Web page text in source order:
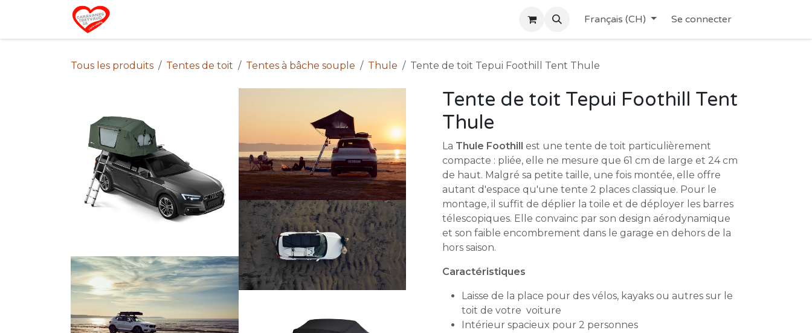
Se rendre au contenu
Français (CH) Se connecter
Tous les produits Tentes de toit Tentes à bâche souple Thule Tente de toit Tepui Foothill Tent Thule
Tente de toit Tepui Foothill Tent
Thule
La Thule Foothill est une tente de toit particulièrement
compacte : pliée, elle ne mesure que 61 cm de large et 24 cm
de haut. Malgré sa petite taille, une fois montée, elle offre
autant d'espace qu'une tente 2 places classique. Pour le
montage, il suffit de déplier la toile et de déployer les barres
télescopiques. Elle convainc par son design aérodynamique
et son faible encombrement dans le garage en dehors de la
hors saison.
Caractéristiques
Laisse de la place pour des vélos, kayaks ou autres sur le
toit de votre voiture
Intérieur spacieux pour 2 personnes